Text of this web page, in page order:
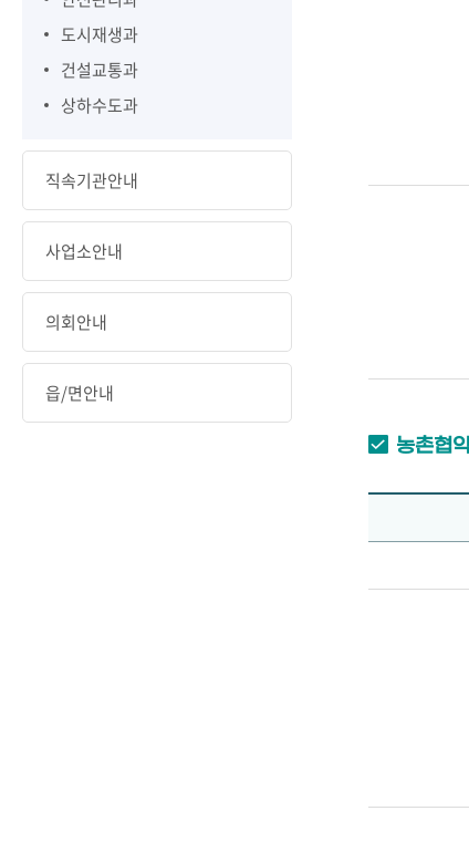
도시재생과
건설교통과
상하수도과
직속기관안내
사업소안내
의회안내
읍/면안내
농촌협